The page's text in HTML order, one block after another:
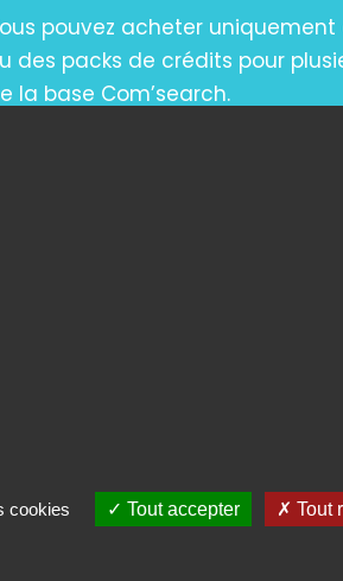
pouvez acheter
des packs de crédits pour
la base Com’search.
cookies Tout accepter Tout